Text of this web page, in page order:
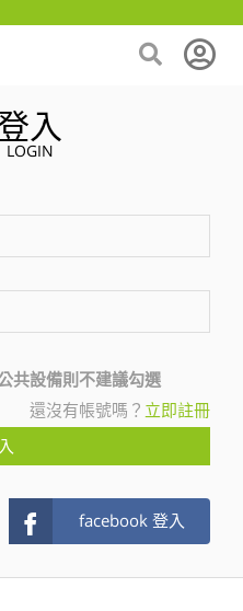
入
LOGIN
共設備則不建議勾選
還沒有帳號嗎？ 立即註冊
facebook 登入